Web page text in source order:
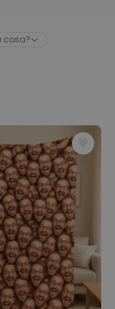
cosa?